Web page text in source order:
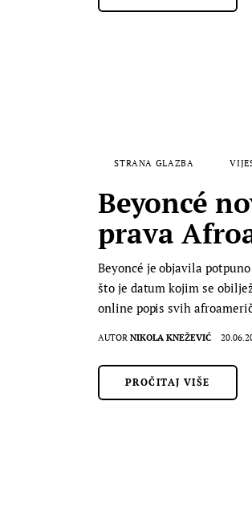
STRANA GLAZBA
Beyoncé
prava
Beyoncé je objavila
što je datum kojim se
online popis svih
AUTOR NIKOLA KNEŽEVIĆ
PROČITAJ VIŠE